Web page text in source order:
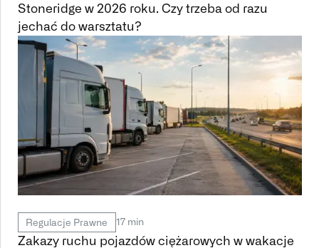
Stoneridge w 2026 roku. Czy trzeba od razu
jechać do warsztatu?
Regulacje Prawne 17 min
Zakazy ruchu pojazdów ciężarowych w wakacje